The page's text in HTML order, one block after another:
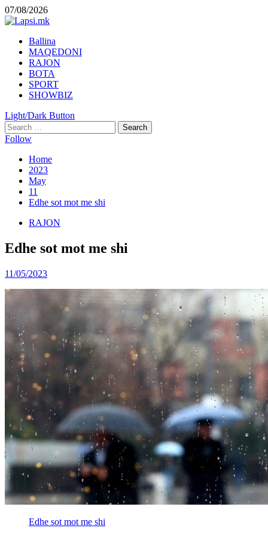
Skip
to
07/08/2026
Primary
Menu
Ballina
MAQEDONI
RAJON
BOTA
SPORT
SHOWBIZ
Light/Dark Button
Search
for:
Follow
Home
2023
May
11
Edhe sot mot me shi
RAJON
Edhe sot mot me shi
11/05/2023
Edhe sot mot me shi